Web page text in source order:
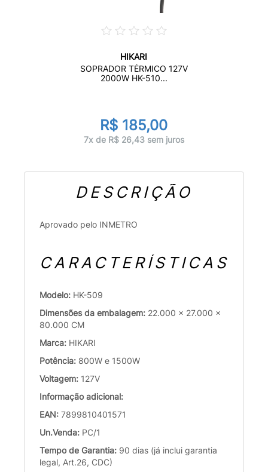
HIKARI
SOPRADOR TÉRMICO 127V
2000W HK-510...
R$ 185,00
7x de R$ 26,43 sem juros
DESCRIÇÃO
Aprovado pelo INMETRO
CARACTERÍSTICAS
Modelo: HK-509
Dimensões da embalagem: 22.000 x 27.000 x
80.000 CM
Marca: HIKARI
Potência: 800W e 1500W
Voltagem: 127V
Informação adicional:
EAN: 7899810401571
Un.Venda: PC/1
Tempo de Garantia: 90 dias (já inclui garantia
legal, Art.26, CDC)